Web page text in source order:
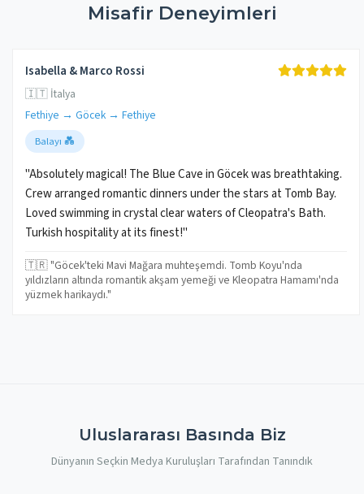
Misafir Deneyimleri
Isabella & Marco Rossi
🇮🇹 İtalya
Fethiye → Göcek → Fethiye
Balayı 💑
"Absolutely magical! The Blue Cave in Göcek was breathtaking.
Crew arranged romantic dinners under the stars at Tomb Bay.
Loved swimming in crystal clear waters of Cleopatra's Bath.
Turkish hospitality at its finest!"
🇹🇷 "Göcek'teki Mavi Mağara muhteşemdi. Tomb Koyu'nda
yıldızların altında romantik akşam yemeği ve Kleopatra Hamamı'nda
yüzmek harikaydı."
Uluslararası Basında Biz
Dünyanın Seçkin Medya Kuruluşları Tarafından Tanındık